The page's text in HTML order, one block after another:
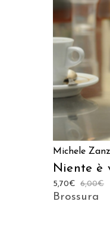
Michele
Niente è
6,00€
5,70€
Brossura